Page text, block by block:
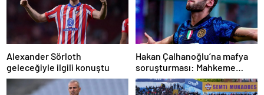
Alexander Sörloth
geleceğiyle ilgili konuştu
Hakan Çalhanoğlu’na mafya
soruşturması: Mahkeme
cezasını açıkladı